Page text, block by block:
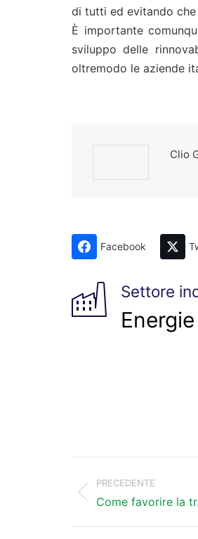
di tutti ed evitando
È importante
sviluppo delle
oltremodo le aziende
Clio
Facebook
Settore
tra
post
PRECEDENTE
Post
Come favorire la